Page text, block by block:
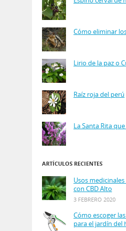
Cómo eliminar
Lirio de la paz o
Raíz roja del perú
La Santa Rita
ARTÍCULOS RECIENTES
Usos
con CBD Alto
3 FEBRERO 2020
Cómo escoger
para el jardín del